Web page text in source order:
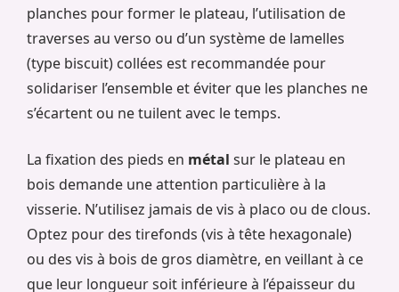
planches pour former le plateau, l’utilisation de
traverses au verso ou d’un système de lamelles
(type biscuit) collées est recommandée pour
solidariser l’ensemble et éviter que les planches ne
s’écartent ou ne tuilent avec le temps.
La fixation des pieds en métal sur le plateau en
bois demande une attention particulière à la
visserie. N’utilisez jamais de vis à placo ou de clous.
Optez pour des tirefonds (vis à tête hexagonale)
ou des vis à bois de gros diamètre, en veillant à ce
que leur longueur soit inférieure à l’épaisseur du